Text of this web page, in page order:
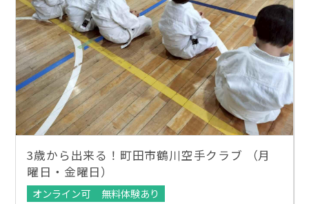
3歳から出来る！町田市鶴川空手クラブ （月
曜日・金曜日）
オンライン可
無料体験あり